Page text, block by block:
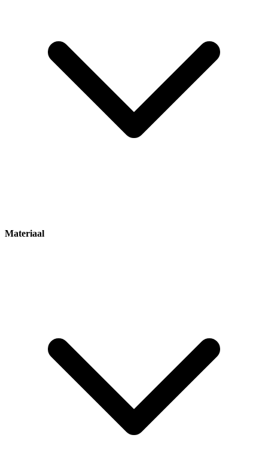
Materiaal